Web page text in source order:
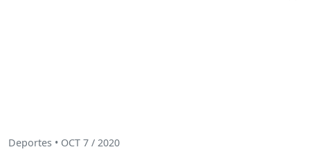
Deportes • OCT 7 / 2020